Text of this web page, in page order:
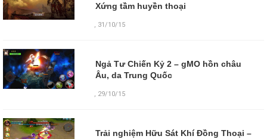
Xứng tầm huyền thoại
, 31/10/15
Ngả Tư Chiến Kỷ 2 – gMO hồn châu
Âu, da Trung Quốc
, 29/10/15
Trải nghiệm Hữu Sát Khí Đồng Thoại –